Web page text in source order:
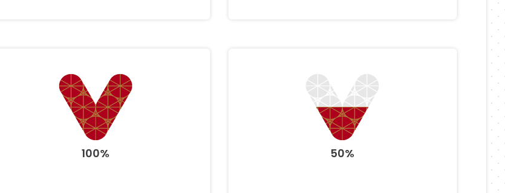
100% 50%